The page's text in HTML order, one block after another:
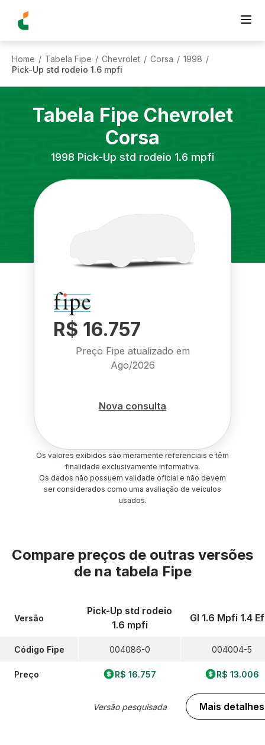
Home / Tabela Fipe / Chevrolet / Corsa / 1998 /
Pick-Up std rodeio 1.6 mpfi
Tabela Fipe Chevrolet
Corsa
1998 Pick-Up std rodeio 1.6 mpfi
R$ 16.757
Preço Fipe atualizado em
Ago/2026
Nova consulta
Os valores exibidos são meramente referenciais e têm
finalidade exclusivamente informativa.
Os dados não possuem validade oficial e não devem
ser considerados como uma avaliação de veículos
usados.
Compare preços de outras versões
de na tabela Fipe
Versão
Código Fipe
Preço
Pick-Up std rodeio
1.6 mpfi
004086-0
R$ 16.757
Versão pesquisada
Gl 1.6 Mpfi 1.4
004004-5
R$ 13.006
Mais detalhes